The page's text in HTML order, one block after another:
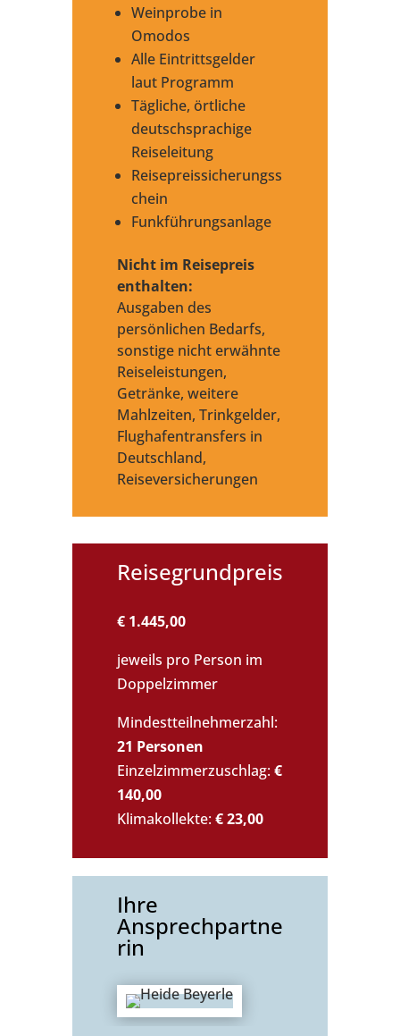
Weinprobe in
Omodos
Alle Eintrittsgelder
laut Programm
Tägliche, örtliche
deutschsprachige
Reiseleitung
Reisepreissicherungss
chein
Funkführungsanlage
Nicht im Reisepreis
enthalten:
Ausgaben des
persönlichen Bedarfs,
sonstige nicht erwähnte
Reiseleistungen,
Getränke, weitere
Mahlzeiten, Trinkgelder,
Flughafentransfers in
Deutschland,
Reiseversicherungen
Reisegrundpreis
€ 1.445,00
jeweils pro Person im
Doppelzimmer
Mindestteilnehmerzahl:
21 Personen
Einzelzimmerzuschlag:€
140,00
Klimakollekte:€ 23,00
Ihre
Ansprechpartne
rin